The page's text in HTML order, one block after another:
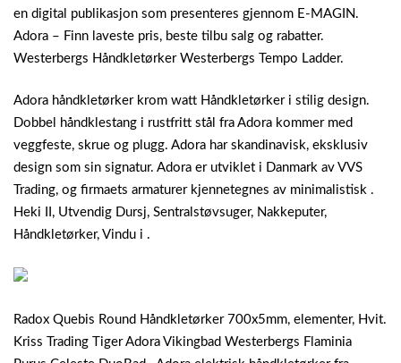
en digital publikasjon som presenteres gjennom E-MAGIN.
Adora – Finn laveste pris, beste tilbu salg og rabatter.
Westerbergs Håndkletørker Westerbergs Tempo Ladder.
Adora håndkletørker krom watt Håndkletørker i stilig design.
Dobbel håndklestang i rustfritt stål fra Adora kommer med
veggfeste, skrue og plugg. Adora har skandinavisk, eksklusiv
design som sin signatur. Adora er utviklet i Danmark av VVS
Trading, og firmaets armaturer kjennetegnes av minimalistisk .
Heki II, Utvendig Dursj, Sentralstøvsuger, Nakkeputer,
Håndkletørker, Vindu i .
Radox Quebis Round Håndkletørker 700x5mm, elementer, Hvit.
Kriss Trading Tiger Adora Vikingbad Westerbergs Flaminia